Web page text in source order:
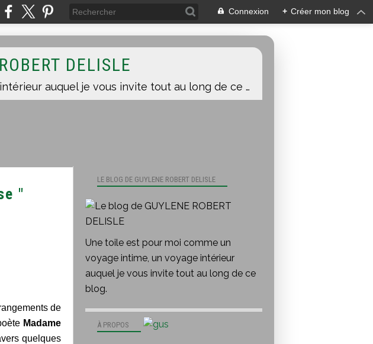
Connexion + Créer mon blog
DELISLE
Une toile est pour moi comme un voyage intime, un voyage intérieur auquel je vous invite tout au long de ce blog.
"
de
Madame
quelques
LE BLOG DE GUYLENE ROBERT DELISLE
Une toile est pour moi comme un
voyage intime, un voyage intérieur
auquel je vous invite tout au long de ce
blog.
À PROPOS